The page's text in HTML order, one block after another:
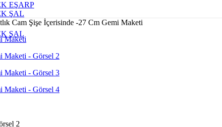
EŞARP
ŞAL
ŞAL
Cam Şişe İçerisinde -27 Cm Gemi Maketi